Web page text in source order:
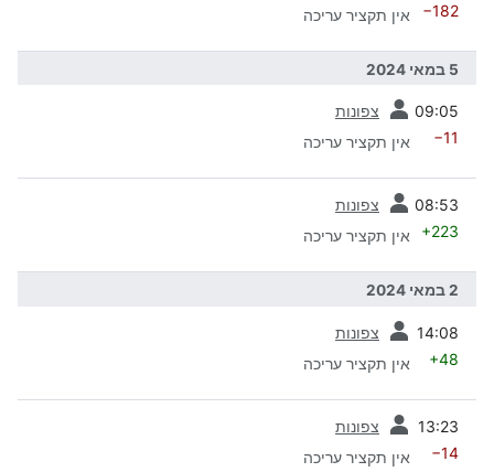
−182 אין תקציר עריכה
5 במאי 2024
09:05 צפונות
−11 אין תקציר עריכה
08:53 צפונות
+223 אין תקציר עריכה
2 במאי 2024
14:08 צפונות
+48 אין תקציר עריכה
13:23 צפונות
−14 אין תקציר עריכה